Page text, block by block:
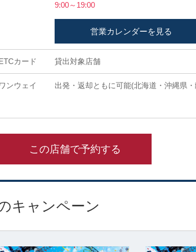
9:00～19:00
営業カレンダーを見る
カード 貸出対象店舗
ワンウェイ 出発・返却ともに可能(北海道・沖縄県・
この店舗で予約する
キャンペーン